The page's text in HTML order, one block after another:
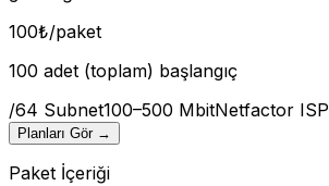
100₺/paket
100 adet (toplam) başlangıç
/64 Subnet100–500 MbitNetfactor ISP
Planları Gör →
Paket İçeriği